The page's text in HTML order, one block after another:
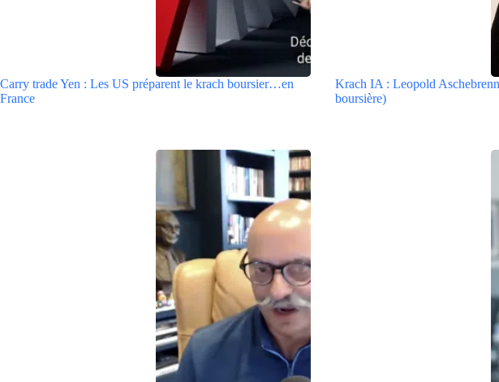
Carry trade Yen : Les US préparent le krach boursier…en
France
Krach IA : Leopold
boursière)